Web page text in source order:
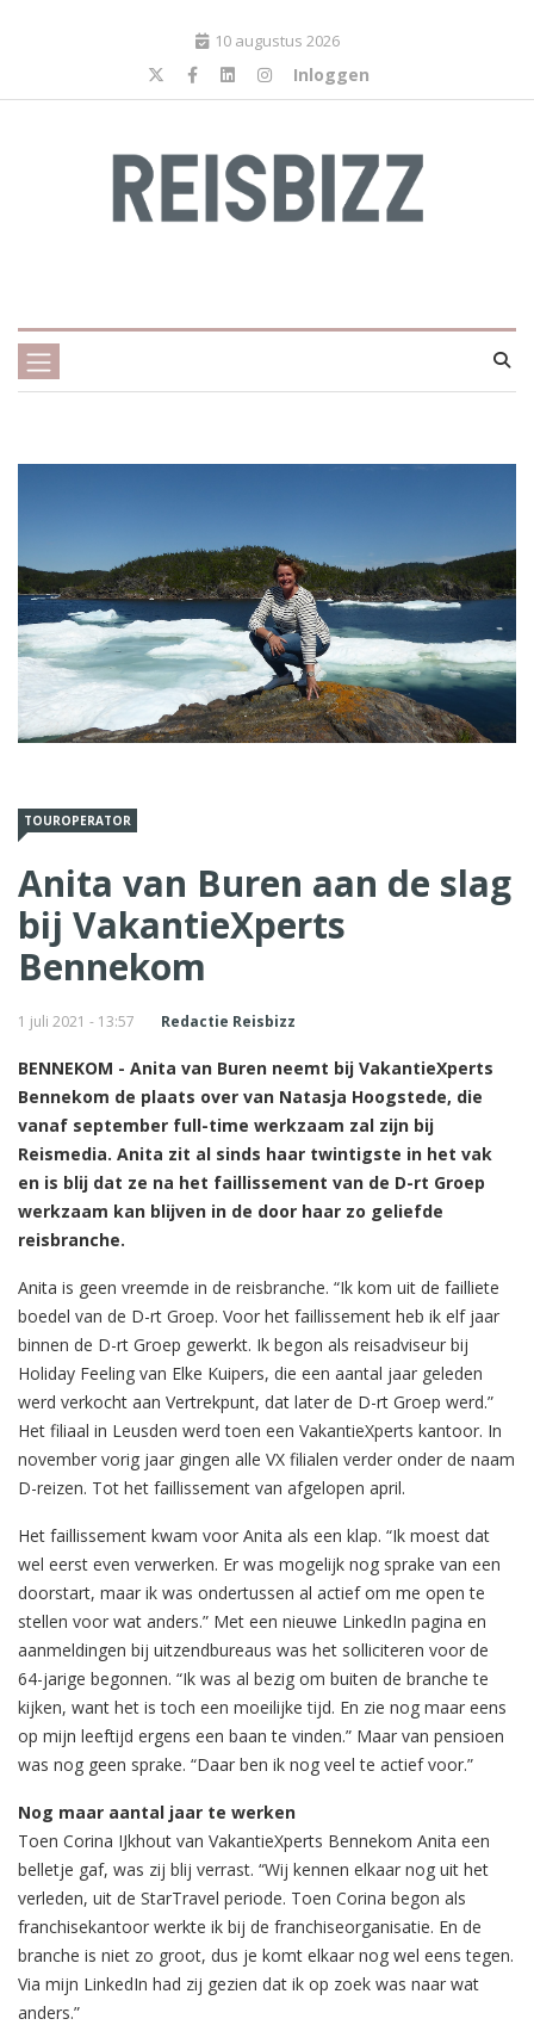
10 augustus 2026
Inloggen
TOUROPERATOR
Anita van Buren aan de slag
bij VakantieXperts
Bennekom
1 juli 2021 - 13:57 Redactie Reisbizz
BENNEKOM - Anita van Buren neemt bij VakantieXperts
Bennekom de plaats over van Natasja Hoogstede, die
vanaf september full-time werkzaam zal zijn bij
Reismedia. Anita zit al sinds haar twintigste in het vak
en is blij dat ze na het faillissement van de D-rt Groep
werkzaam kan blijven in de door haar zo geliefde
reisbranche.
Anita is geen vreemde in de reisbranche. “Ik kom uit de failliete
boedel van de D-rt Groep. Voor het faillissement heb ik elf jaar
binnen de D-rt Groep gewerkt. Ik begon als reisadviseur bij
Holiday Feeling van Elke Kuipers, die een aantal jaar geleden
werd verkocht aan Vertrekpunt, dat later de D-rt Groep werd.”
Het filiaal in Leusden werd toen een VakantieXperts kantoor. In
november vorig jaar gingen alle VX filialen verder onder de naam
D-reizen. Tot het faillissement van afgelopen april.
Het faillissement kwam voor Anita als een klap. “Ik moest dat
wel eerst even verwerken. Er was mogelijk nog sprake van een
doorstart, maar ik was ondertussen al actief om me open te
stellen voor wat anders.” Met een nieuwe LinkedIn pagina en
aanmeldingen bij uitzendbureaus was het solliciteren voor de
64-jarige begonnen. “Ik was al bezig om buiten de branche te
kijken, want het is toch een moeilijke tijd. En zie nog maar eens
op mijn leeftijd ergens een baan te vinden.” Maar van pensioen
was nog geen sprake. “Daar ben ik nog veel te actief voor.”
Nog maar aantal jaar te werken
Toen Corina IJkhout van VakantieXperts Bennekom Anita een
belletje gaf, was zij blij verrast. “Wij kennen elkaar nog uit het
verleden, uit de StarTravel periode. Toen Corina begon als
franchisekantoor werkte ik bij de franchiseorganisatie. En de
branche is niet zo groot, dus je komt elkaar nog wel eens tegen.
Via mijn LinkedIn had zij gezien dat ik op zoek was naar wat
anders.”